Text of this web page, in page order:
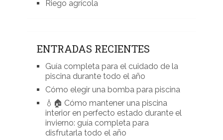
Riego agrícola
ENTRADAS RECIENTES
Guía completa para el cuidado de la
piscina durante todo el año
Cómo elegir una bomba para piscina
💧🏠 Cómo mantener una piscina
interior en perfecto estado durante el
invierno: guía completa para
disfrutarla todo el año